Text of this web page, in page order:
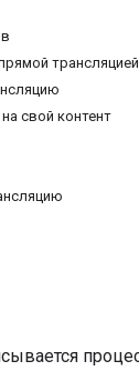
трансляцией
свой контент